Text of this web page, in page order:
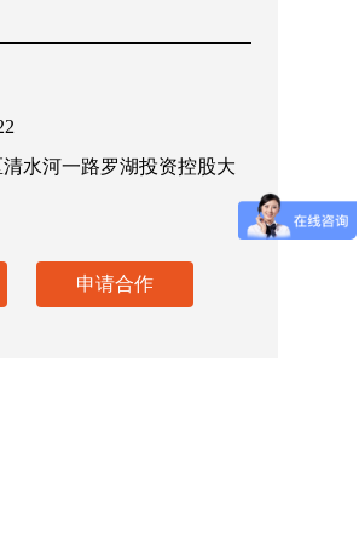
水河一路罗湖投资控股大
申请合作